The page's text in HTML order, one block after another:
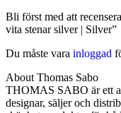
Bli först med att
vita stenar silver | Silver”
Du måste vara inloggad
About Thomas Sabo
THOMAS SABO är ett
designar, säljer och